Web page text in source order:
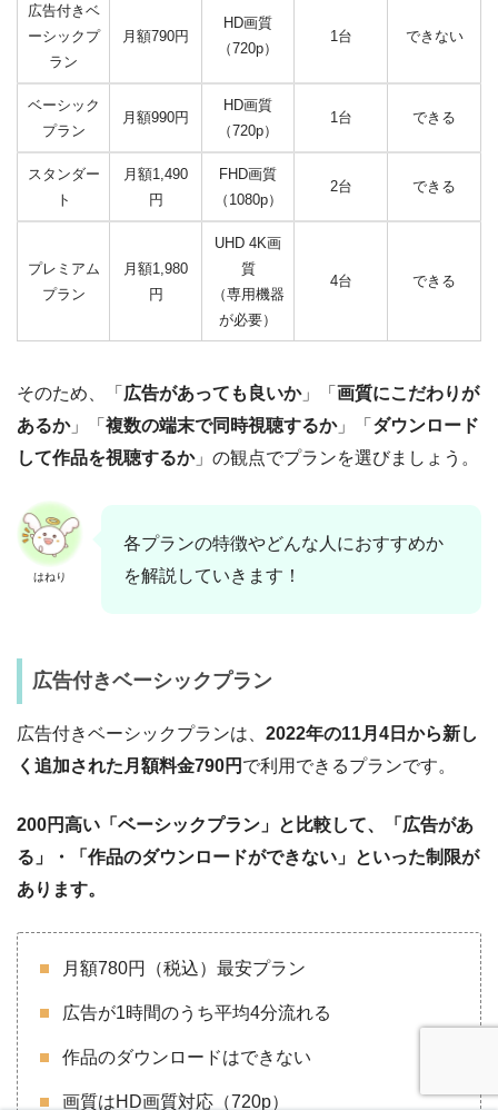
広告付きベ
ーシックプ
ラン
月額790円
HD画質
（720p）
1台 できない
ベーシック
プラン
月額990円
HD画質
（720p）
1台 できる
スタンダー
ト
月額1,490
円
FHD画質
（1080p）
2台 できる
プレミアム
プラン
月額1,980
円
UHD 4K画
質
（専用機器
が必要）
4台 できる
そのため、「 広告があっても良いか」「 画質にこだわりが
あるか」「 複数の端末で同時視聴するか」「 ダウンロード
して作品を視聴するか」の観点でプランを選びましょう。
はねり
各プランの特徴やどんな人におすすめか
を解説していきます！
広告付きベーシックプラン
広告付きベーシックプランは、 2022年の11月4日から新し
く追加された 月額料金790円 で利用できるプランです。
200円高い「ベーシックプラン」と比較して、「広告があ
る」・「作品のダウンロードができない」といった制限が
あります。
月額780円（税込）最安プラン
広告が1時間のうち平均4分流れる
作品のダウンロードはできない
画質はHD画質対応（720p）